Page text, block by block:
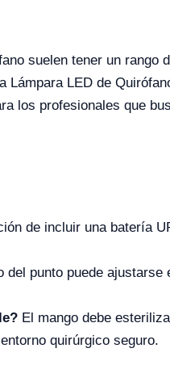
suelen tener un rango
LED de
los profesionales que
de incluir una batería
del punto puede
El mango debe
quirúrgico seguro.